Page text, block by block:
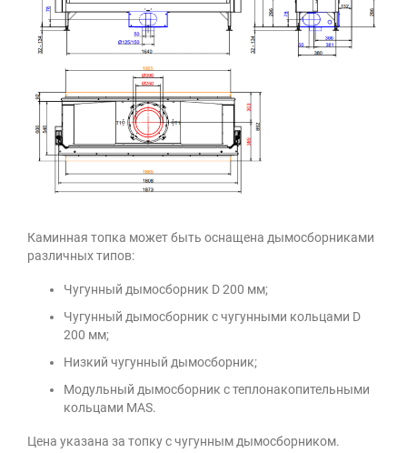
Каминная топка может быть оснащена дымосборниками
различных типов:
Чугунный дымосборник D 200 мм;
Чугунный дымосборник с чугунными кольцами D
200 мм;
Низкий чугунный дымосборник;
Модульный дымосборник с теплонакопительными
кольцами MAS.
Цена указана за топку с чугунным дымосборником.